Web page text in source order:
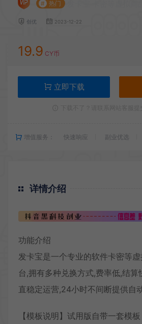
# 热门
创优 2023-12-22
19.9 CY币
立即下载
增值服务： 快速响应 副业优选
详情介绍
功能介绍
发卡宝是一个专业的软件卡密等
台,拥有多种兑换方式,费率低,结算
直稳定运营,24小时不间断提供自
【模板说明】试用版自带一套模板